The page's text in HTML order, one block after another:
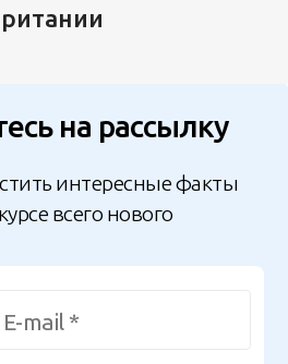
на рассылку
интересные факты
всего нового